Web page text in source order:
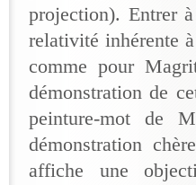
projection). Entrer
relativité inhérente
comme pour
démonstration de
peinture-mot de
démonstration
affiche une